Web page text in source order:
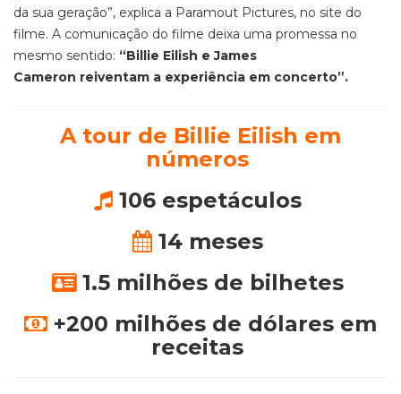
da sua geração”, explica a Paramout Pictures, no site do
filme. A comunicação do filme deixa uma promessa no
mesmo sentido: “Billie Eilish e James
Cameron reiventam a experiência em concerto”.
A tour de Billie Eilish em
números
106 espetáculos
14 meses
1.5 milhões de bilhetes
+200 milhões de dólares em
receitas